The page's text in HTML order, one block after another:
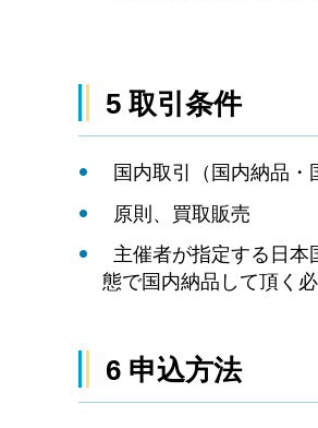
5 取引条件
国内取引（国内納品・
原則、買取販売
主催者が指定する日本
態で国内納品して頂く必
6 申込方法